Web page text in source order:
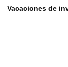
Vacaciones de